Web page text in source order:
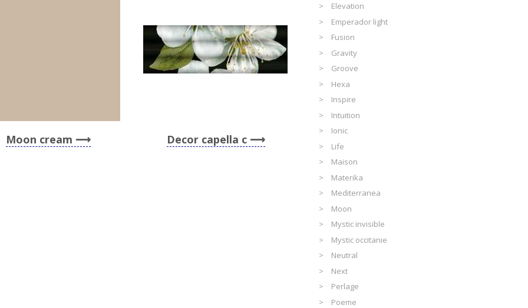
Moon cream Decor capella c
Elevation
Emperador light
Fusion
Gravity
Groove
Hexa
Inspire
Intuition
Ionic
Life
Maison
Materika
Mediterranea
Moon
Mystic invisible
Mystic occitanie
Neutral
Next
Perlage
Poeme